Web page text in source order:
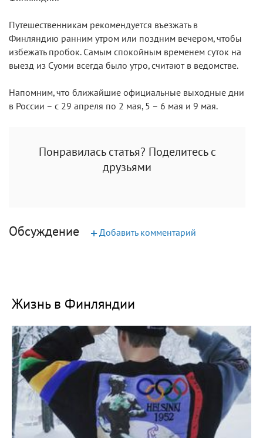
Путешественникам рекомендуется въезжать в
Финляндию ранним утром или поздним вечером, чтобы
избежать пробок. Самым спокойным временем суток на
выезд из Суоми всегда было утро, считают в ведомстве.
Напомним, что ближайшие официальные выходные дни
в России – с 29 апреля по 2 мая, 5 – 6 мая и 9 мая.
Понравилась статья? Поделитесь с
друзьями
Обсуждение +Добавить комментарий
Жизнь в Финляндии